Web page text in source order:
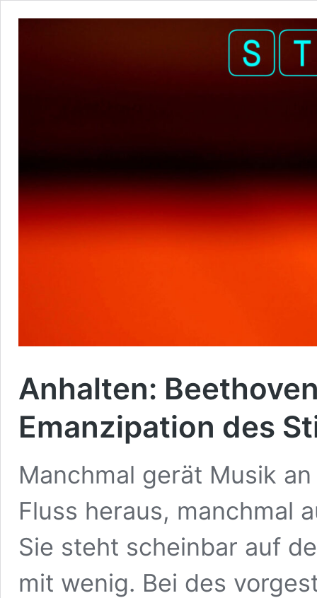
Anhalten:
Emanzipation des
Manchmal gerät Musik
Fluss heraus, manchmal
Sie steht scheinbar auf
mit wenig. Bei des